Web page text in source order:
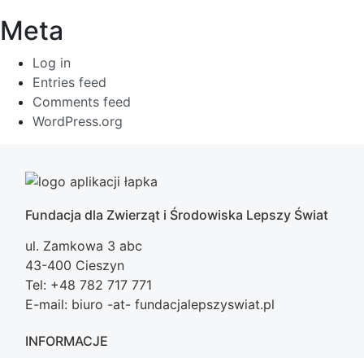
Meta
Log in
Entries feed
Comments feed
WordPress.org
Fundacja dla Zwierząt i Środowiska Lepszy Świat
ul. Zamkowa 3 abc
43-400 Cieszyn
Tel: +48 782 717 771
E-mail: biuro -at- fundacjalepszyswiat.pl
INFORMACJE